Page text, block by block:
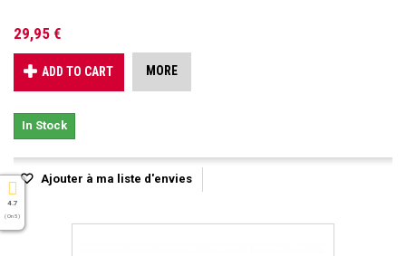
29,95 €
ADD TO CART MORE
In Stock
Ajouter à ma liste d'envies
4.7
( On 5 )